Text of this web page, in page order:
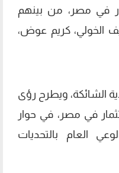
في مصر، من بينهم
الخولي، كريم عوض،
الشائكة، ويطرح رؤى
في مصر، في حوار
العام بالتحديات